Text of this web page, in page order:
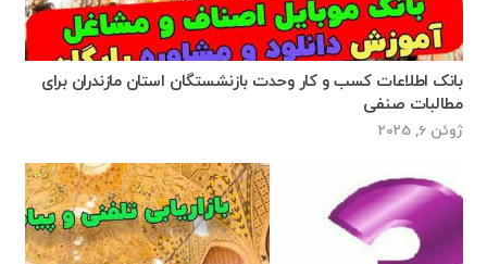
بانک اطلاعات کسب و کار وحدت بازنشستگان استان مازندران برای
مطالبات صنفی
ژوئن 6, 2025